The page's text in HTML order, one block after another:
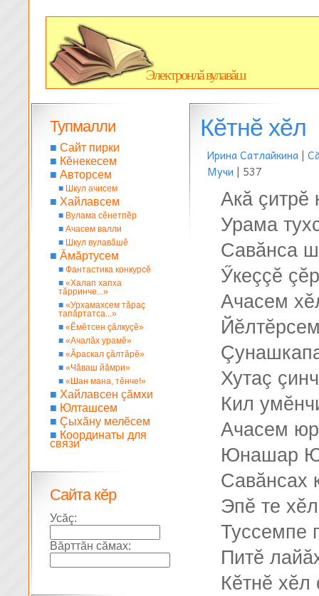
Электронлă вулавăш
Кĕтнĕ хĕл
Ирина Сатлайкина |
Мучи | 537
Акă çитрĕ
Урама
Савăнса
Ӳкеççĕ
Ачасем
Хутаç
Кил
Ачасем
Юнашар
Савăнсах
Эпĕ те
Туссемпе
Питĕ
Кĕтнĕ хĕл
Тупмалли
■ Сайт пирки
■ Кĕнекесем
■ Авторсем
■ Шкул ачисем
■ Хайлавсем
■ Вулама сĕнетпĕр
■ Ачасем валли
■ Шкул вулавăшĕ
■ Ăмăртусем
■ Фантастика конкурсĕ
■ «Халап хапха
тăрринче...»
■ «Урхамахсем тăраç
тапăртатса...»
■ «Ĕмĕтсен çăлкуçĕ»
■ «Ачалăх урамĕ»
■ «Ăраскал çăлтăрĕ»
■ «Чăваш йăмри»
■ «Шан мана, тĕнче!»
■ Хайлавсен çăмхи
■ Юлташсем
■ Çыхăну мелĕсем
■ Координаты для
связи
Сайта кĕр
Усăç:
Вăрттăн сăмах: